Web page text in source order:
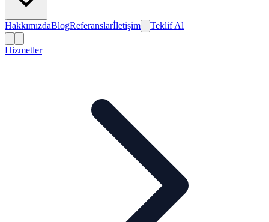
HakkımızdaBlogReferanslarİletişim Teklif Al
Hizmetler